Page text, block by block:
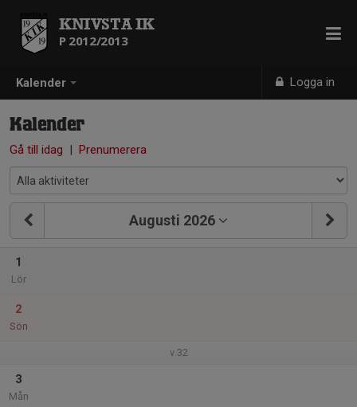
Kalender Logga in
KNIVSTA IK
P 2012/2013
Kalender
Gå till idag | Prenumerera
Augusti 2026
1
Lör
2
Sön
v.32
3
Mån